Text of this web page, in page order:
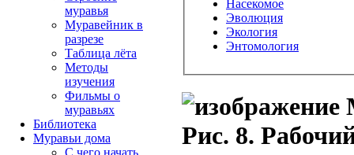
Насекомое
Эволюция
Экология
Энтомология
Рис. 8.
муравья
Муравейник в
разрезе
Таблица лёта
Методы
изучения
Фильмы о
муравьях
Библиотека
Муравьи дома
С чего начать